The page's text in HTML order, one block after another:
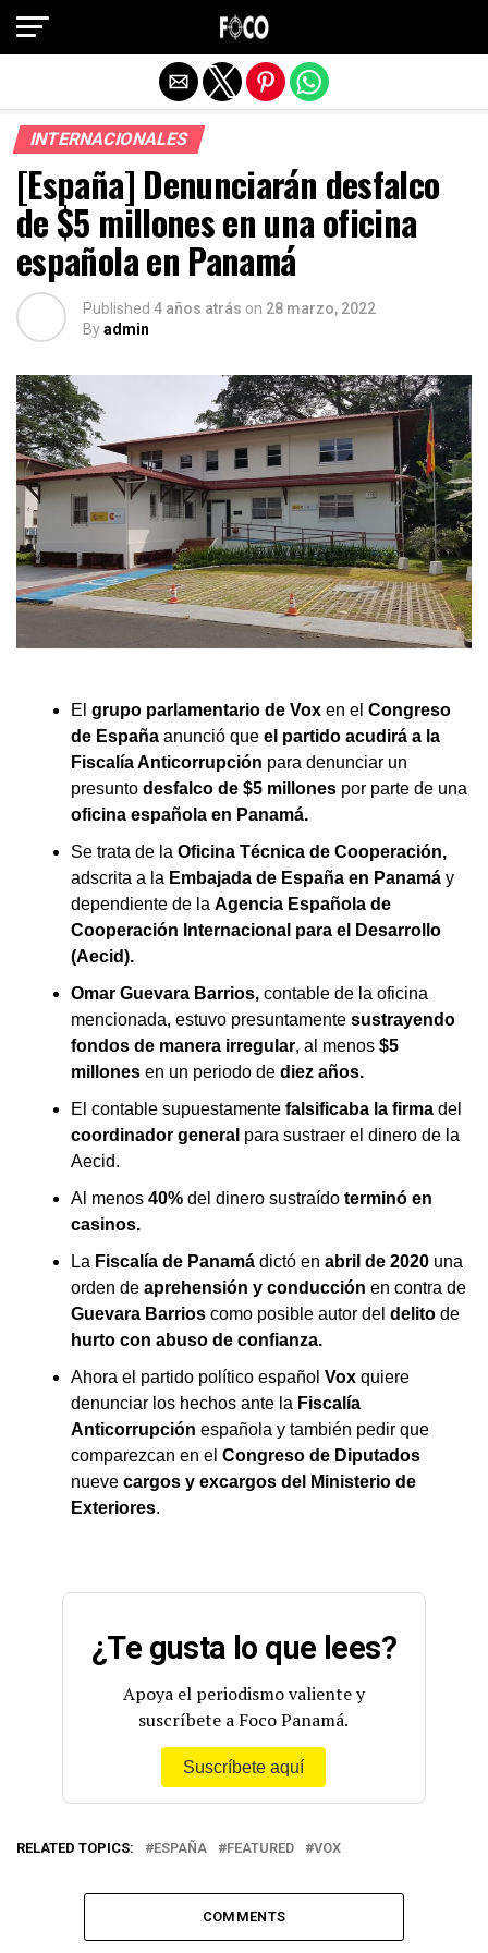
INTERNACIONALES
[España] Denunciarán desfalco
de $5 millones en una oficina
española en Panamá
Published 4 años atrás on 28 marzo, 2022
Byadmin
El grupo parlamentario de Vox en el Congreso
de España anunció que el partido acudirá a la
Fiscalía Anticorrupción para denunciar un
presunto desfalco de $5 millones por parte de una
oficina española en Panamá.
Se trata de la Oficina Técnica de Cooperación,
adscrita a la Embajada de España en Panamá y
dependiente de la Agencia Española de
Cooperación Internacional para el Desarrollo
(Aecid).
Omar Guevara Barrios, contable de la oficina
mencionada, estuvo presuntamente sustrayendo
fondos de manera irregular, al menos $5
millones en un periodo de diez años.
El contable supuestamente falsificaba la firma del
coordinador general para sustraer el dinero de la
Aecid.
Al menos 40% del dinero sustraído terminó en
casinos.
La Fiscalía de Panamá dictó en abril de 2020 una
orden de aprehensión y conducción en contra de
Guevara Barrios como posible autor del delito de
hurto con abuso de confianza.
Ahora el partido político español Vox quiere
denunciar los hechos ante la Fiscalía
Anticorrupción española y también pedir que
comparezcan en el Congreso de Diputados
nueve cargos y excargos del Ministerio de
Exteriores.
¿Te gusta lo que lees?
Apoya el periodismo valiente y
suscríbete a Foco Panamá.
Suscríbete aquí
RELATED TOPICS: ESPAÑA FEATURED VOX
COMMENTS
Salir de la versión móvil